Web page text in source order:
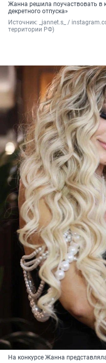
Жанна решила поучаствовать в
декретного отпуска»
Источник:
_jannet.s_ /
территории РФ)
На конкурсе Жанна